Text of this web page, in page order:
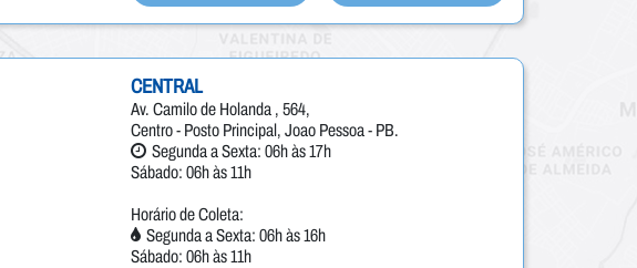
CENTRAL
Av. Camilo de Holanda , 564,
Centro - Posto Principal, Joao Pessoa - PB.
Segunda a Sexta: 06h às 17h
Sábado: 06h às 11h
Horário de Coleta:
Segunda a Sexta: 06h às 16h
Sábado: 06h às 11h